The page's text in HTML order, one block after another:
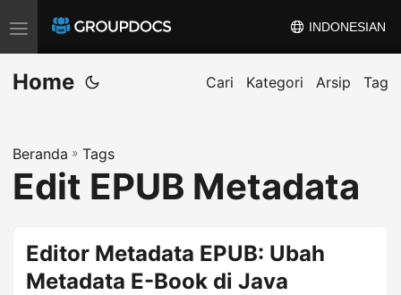
A
l
i
a
n
INDONESIAN
Home Cari Kategori Arsip Tag
Beranda » Tags
Edit EPUB Metadata
Editor Metadata EPUB: Ubah
Metadata E-Book di Java